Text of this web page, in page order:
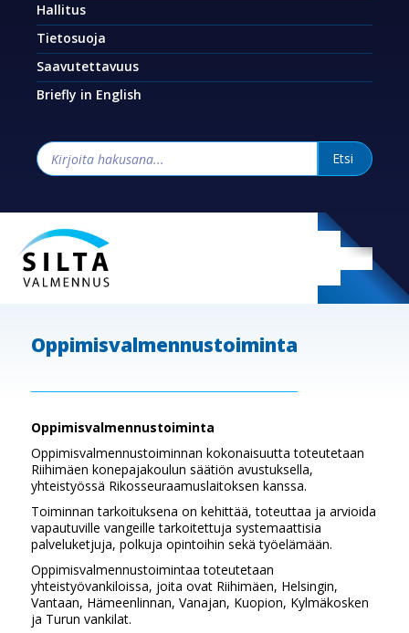
Hallitus
Tietosuoja
Saavutettavuus
Briefly in English
Oppimisvalmennustoiminta
Oppimisvalmennustoiminta
Oppimisvalmennustoiminnan kokonaisuutta toteutetaan
Riihimäen konepajakoulun säätiön avustuksella,
yhteistyössä Rikosseuraamuslaitoksen kanssa.
Toiminnan tarkoituksena on kehittää, toteuttaa ja arvioida
vapautuville vangeille tarkoitettuja systemaattisia
palveluketjuja, polkuja opintoihin sekä työelämään.
Oppimisvalmennustoimintaa toteutetaan
yhteistyövankiloissa, joita ovat Riihimäen, Helsingin,
Vantaan, Hämeenlinnan, Vanajan, Kuopion, Kylmäkosken
ja Turun vankilat.